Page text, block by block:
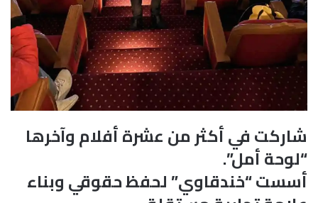
شاركت في أكثر من عشرة أفلام وآخرها
“لوحة أمل”.
أسست “خندقاوي” لحفظ حقوقي وبناء